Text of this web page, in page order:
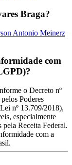
Braga?
Antonio Meinerz
com
o Decreto nº
Poderes
nº 13.709/2018),
especialmente
Receita Federal.
com a